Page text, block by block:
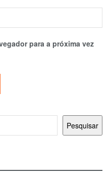
para a próxima vez
Pesquisar